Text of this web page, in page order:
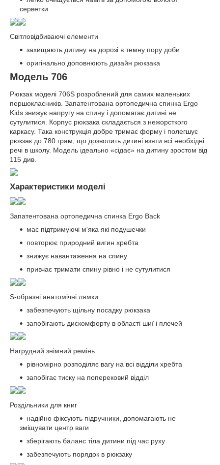
серветки
Світловідбиваючі елементи
захищають дитину на дорозі в темну пору доби
оригінально доповнюють дизайн рюкзака
Модель 706
Рюкзак моделі 706S розроблений для самих маленьких
першокласників. Запатентована ортопедична спинка Ergo
Kids знижує напругу на спину і допомагає дитині не
сутулитися. Корпус рюкзака складається з нежорсткого
каркасу. Така конструкція добре тримає форму і полегшує
рюкзак до 780 грам, що дозволить дитині взяти всі необхідні
речі в школу. Модель ідеально «сідає» на дитину зростом від
115 див.
Характеристики моделі
Запатентована ортопедична спинка Ergo Back
має підтримуючі м'яка які подушечки
повторює природний вигин хребта
знижує навантаження на спину
привчає тримати спину рівно і не сутулитися
S-образні анатомічні лямки
забезпечують щільну посадку рюкзака
запобігають дискомфорту в області шиї і плечей
Нагрудний знімний ремінь
рівномірно розподіляє вагу на всі відділи хребта
запобігає тиску на поперековий відділ
Роздільники для книг
надійно фіксують підручники, допомагають не
зміщувати центр ваги
зберігають баланс тіла дитини під час руху
забезпечують порядок в рюкзаку